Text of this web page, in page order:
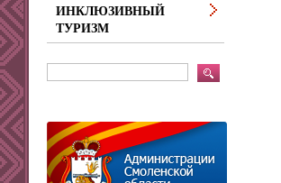
ИНКЛЮЗИВНЫЙ
ТУРИЗМ